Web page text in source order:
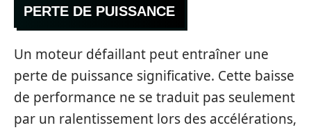
PERTE DE PUISSANCE
Un moteur défaillant peut entraîner une
perte de puissance significative. Cette baisse
de performance ne se traduit pas seulement
par un ralentissement lors des accélérations,